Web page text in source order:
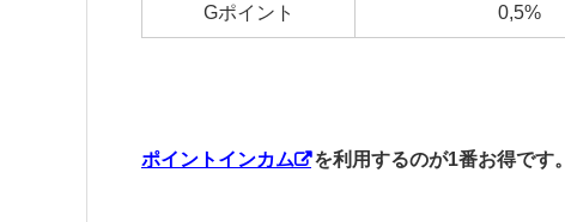
Gポイント 0,5%
ポイントインカム を利用するのが1番お得です。